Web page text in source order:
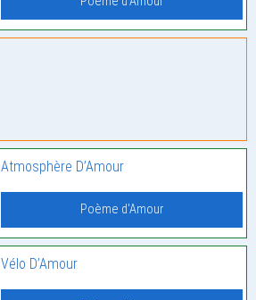
Atmosphère D’Amour
Poème d'Amour
Vélo D’Amour